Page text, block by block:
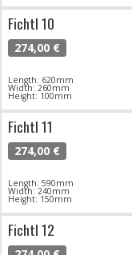
Fichtl 10
274,00 €
Length: 620mm
Width: 260mm
Height: 100mm
Fichtl 11
274,00 €
Length: 590mm
Width: 240mm
Height: 150mm
Fichtl 12